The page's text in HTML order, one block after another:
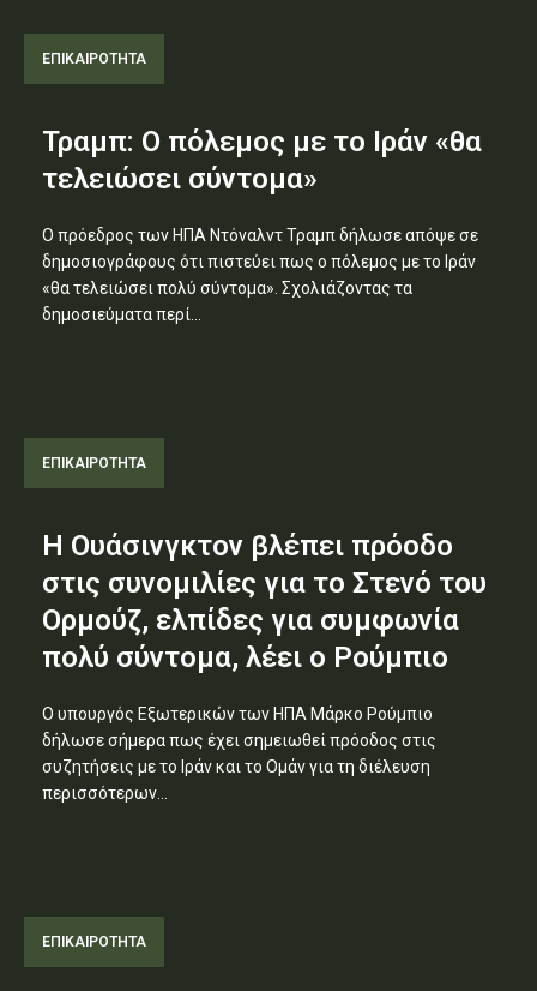
ΕΠΙΚΑΙΡΟΤΗΤΑ
Τραμπ: Ο πόλεμος με το Ιράν «θα
τελειώσει σύντομα»
Ο πρόεδρος των ΗΠΑ Ντόναλντ Τραμπ δήλωσε απόψε σε
δημοσιογράφους ότι πιστεύει πως ο πόλεμος με το Ιράν
«θα τελειώσει πολύ σύντομα». Σχολιάζοντας τα
δημοσιεύματα περί...
ΕΠΙΚΑΙΡΟΤΗΤΑ
Η Ουάσινγκτον βλέπει πρόοδο
στις συνομιλίες για το Στενό του
Ορμούζ, ελπίδες για συμφωνία
πολύ σύντομα, λέει ο Ρούμπιο
Ο υπουργός Εξωτερικών των ΗΠΑ Μάρκο Ρούμπιο
δήλωσε σήμερα πως έχει σημειωθεί πρόοδος στις
συζητήσεις με το Ιράν και το Ομάν για τη διέλευση
περισσότερων...
ΕΠΙΚΑΙΡΟΤΗΤΑ